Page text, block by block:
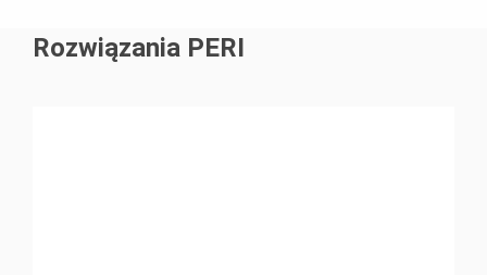
Rozwiązania PERI